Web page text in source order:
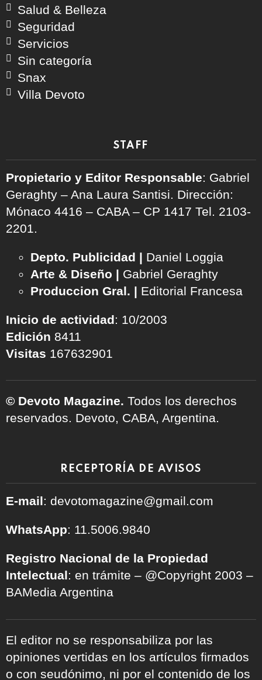
Salud & Belleza
Seguridad
Servicios
Sin categoría
Snax
Villa Devoto
STAFF
Propietario y Editor Responsable: Gabriel
Geraghty – Ana Laura Santisi. Dirección:
Mónaco 4416 – CABA – CP 1417 Tel. 2103-
2201.
Depto. Publicidad | Daniel Loggia
Arte & Diseño | Gabriel Geraghty
Produccion Gral. | Editorial Francesa
Inicio de actividad: 10/2003
Edición 8411
Visitas 167632901
© Devoto Magazine. Todos los derechos
reservados. Devoto, CABA, Argentina.
RECEPTORÍA DE AVISOS
E-mail: devotomagazine@gmail.com
WhatsApp: 11.5006.9840
Registro Nacional de la Propiedad
Intelectual: en trámite – @Copyright 2003 –
BAMedia Argentina
El editor no se responsabiliza por las
opiniones vertidas en los artículos firmados
o con seudónimo, ni por el contenido de los